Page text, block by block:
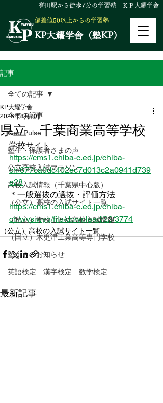
誉田駅から徒歩7分の学習塾 ＫＰ大耀学舎
偏差値50以上からの学習塾
KP大耀学舎（塾KP）
記事
全ての記事
Geo Pulse
塾生・保護者さまの声
公立高校入試マラソン
高校入試情報（千葉県中心版）
（公立）高校の入試サイト一覧
（私立）学校ごとの高校入試情報
（国立）木更津工業高等専門学校
塾からのお知らせ
英語検定 漢字検定 数学検定
全ての記事
県立 千葉商業高等学校
KP大耀学舎
2025年8月30日
学校サイト
https://cms1.chiba-c.ed.jp/chiba-
ch/677ca0dc402ec7d013c2a0941d739
e28
＊一般選抜の選抜・評価方法
https://cms1.chiba-c.ed.jp/chiba-
ch/wysiwyg/file/download/22/3774
（公立）高校の入試サイト一覧
最新記事